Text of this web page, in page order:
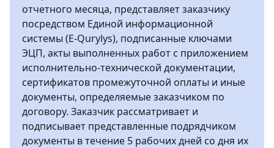
отчетного месяца, представляет заказчику
посредством Единой информационной
системы (Е-Qurylys), подписанные ключами
ЭЦП, акты выполненных работ с приложением
исполнительно-технической документации,
сертификатов промежуточной оплаты и иные
документы, определяемые заказчиком по
договору. Заказчик рассматривает и
подписывает представленные подрядчиком
документы в течение 5 рабочих дней со дня их